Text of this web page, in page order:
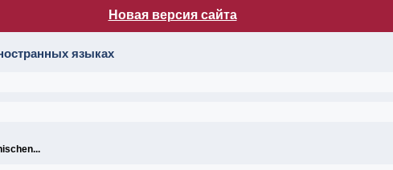
Новая версия сайта
языках